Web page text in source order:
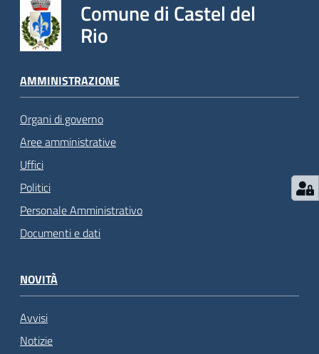
Comune di Castel del
Rio
AMMINISTRAZIONE
Organi di governo
Aree amministrative
Uffici
Politici
Personale Amministrativo
Documenti e dati
NOVITÀ
Avvisi
Notizie